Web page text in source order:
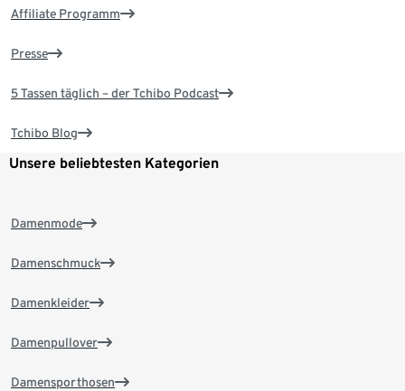
Affiliate Programm
Presse
5 Tassen täglich – der Tchibo Podcast
Tchibo Blog
Unsere beliebtesten Kategorien
Damenmode
Damenschmuck
Damenkleider
Damenpullover
Damensporthosen